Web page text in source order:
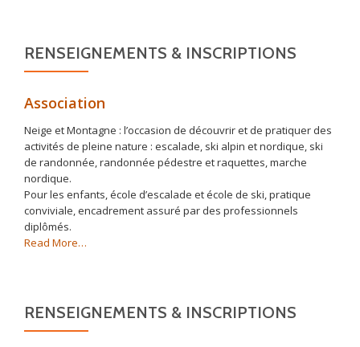
RENSEIGNEMENTS & INSCRIPTIONS
Association
Neige et Montagne : l’occasion de découvrir et de pratiquer des
activités de pleine nature : escalade, ski alpin et nordique, ski
de randonnée, randonnée pédestre et raquettes, marche
nordique.
Pour les enfants, école d’escalade et école de ski, pratique
conviviale, encadrement assuré par des professionnels
diplômés.
Read Moreabout
…
RENSEIGNEMENTS & INSCRIPTIONS